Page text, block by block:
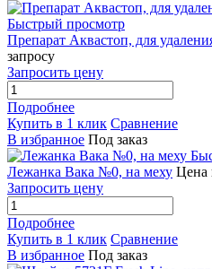
Быстрый просмотр
Препарат Аквастоп, для
запросу
Запросить цену
Подробнее
Купить в 1 клик Сравнение
В избранное Под заказ
Лежанка Вака №0, на меху Цена
Запросить цену
Подробнее
Купить в 1 клик Сравнение
В избранное Под заказ